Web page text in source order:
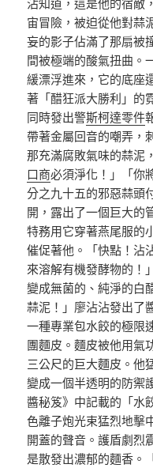
沾知道，這是他的宿敵
宙冒險，被迫從他對蒜
妄的影子佔滿了那扇被
間被極端的酸氣扭曲。
緩漂浮進來，它的底座
著「醋狂派大勝利」的
同時發出警斯柯達零件
帶著金屬回音的嘲弄，
那充滿腐敗氣味的蒜泥
口商必須淨化！」「你
分之九十五的邪惡蒜頭
開，露出了一個巨大的
特務用它穿著燕尾服的
催促著他。「快點！沾
來溶解有機發酵物的！
變成無菌的、純淨的白
蒜泥！」廖沾沾發出了
一種專業包水餃的極限
團麵皮。麵皮被他用氣
三公尺的巨大麵皮。他
變成一個半透明的防禦
醬秘笈》中記載的「水
色離子炮光束猛烈地擊
開蓋的聲音。護盾劇烈
是散發出濃郁的麵香。